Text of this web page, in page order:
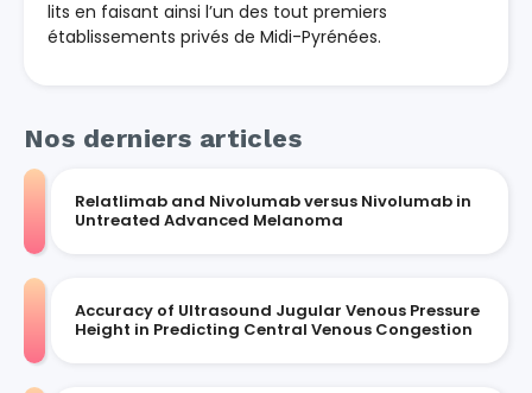
lits en faisant ainsi l’un des tout premiers
établissements privés de Midi-Pyrénées.
Nos derniers articles
Relatlimab and Nivolumab versus Nivolumab in
Untreated Advanced Melanoma
Accuracy of Ultrasound Jugular Venous Pressure
Height in Predicting Central Venous Congestion